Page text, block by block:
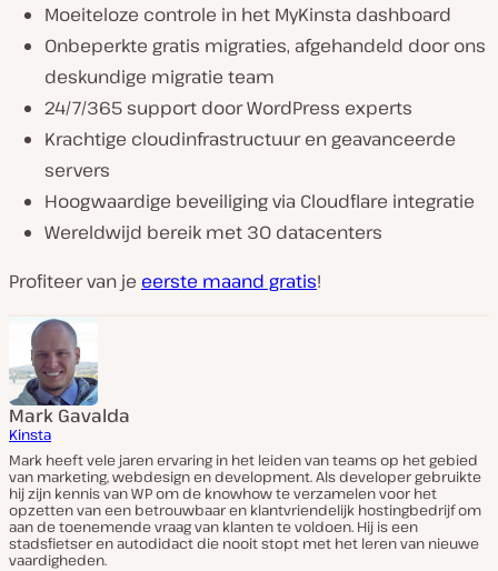
Moeiteloze controle in het MyKinsta dashboard
Onbeperkte gratis migraties, afgehandeld door ons
deskundige migratie team
24/7/365 support door WordPress experts
Krachtige cloudinfrastructuur en geavanceerde
servers
Hoogwaardige beveiliging via Cloudflare integratie
Wereldwijd bereik met 30 datacenters
Profiteer van je eerste maand gratis!
Mark Gavalda
Kinsta
Mark heeft vele jaren ervaring in het leiden van teams op het gebied
van marketing, webdesign en development. Als developer gebruikte
hij zijn kennis van WP om de knowhow te verzamelen voor het
opzetten van een betrouwbaar en klantvriendelijk hostingbedrijf om
aan de toenemende vraag van klanten te voldoen. Hij is een
stadsfietser en autodidact die nooit stopt met het leren van nieuwe
vaardigheden.